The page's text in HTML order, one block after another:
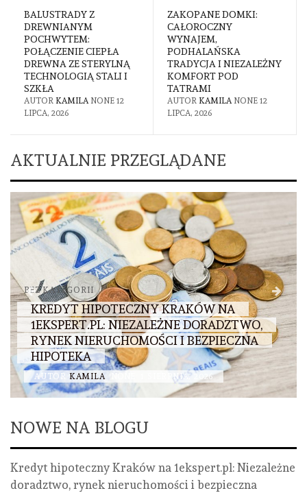
BALUSTRADY Z
DREWNIANYM
POCHWYTEM:
POŁĄCZENIE CIEPŁA
DREWNA ZE STERYLNĄ
TECHNOLOGIĄ STALI I
SZKŁA
AUTOR KAMILA NONE 12
LIPCA, 2026
ZAKOPANE DOMKI:
CAŁOROCZNY
WYNAJEM,
PODHALAŃSKA
TRADYCJA I NIEZALEŻNY
KOMFORT POD
TATRAMI
AUTOR KAMILA NONE 12
LIPCA, 2026
AKTUALNIE PRZEGLĄDANE
BEZ KATEGORII
KREDYT HIPOTECZNY KRAKÓW NA
1EKSPERT.PL: NIEZALEŻNE DORADZTWO,
RYNEK NIERUCHOMOŚCI I BEZPIECZNA
HIPOTEKA
AUTOR KAMILA 1 SIERPNIA, 2026
NOWE NA BLOGU
Kredyt hipoteczny Kraków na 1ekspert.pl: Niezależne
doradztwo, rynek nieruchomości i bezpieczna